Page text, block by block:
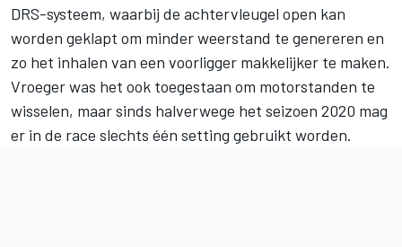
DRS-systeem, waarbij de achtervleugel open kan
worden geklapt om minder weerstand te genereren en
zo het inhalen van een voorligger makkelijker te maken.
Vroeger was het ook toegestaan om motorstanden te
wisselen, maar sinds halverwege het seizoen 2020 mag
er in de race slechts één setting gebruikt worden.